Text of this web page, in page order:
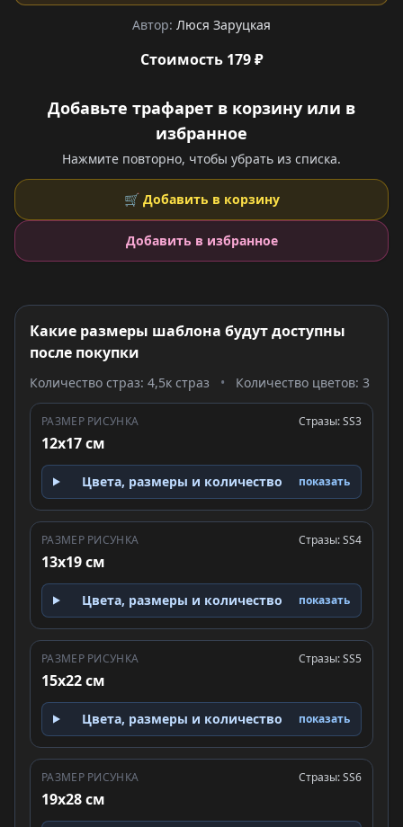
Автор: Люся Заруцкая
Стоимость 179 ₽
Добавьте трафарет в корзину или в
избранное
Нажмите повторно, чтобы убрать из списка.
🛒 Добавить в корзину
Добавить в избранное
Какие размеры шаблона будут доступны
после покупки
Количество страз: 4,5к страз • Количество цветов: 3
РАЗМЕР РИСУНКА
12x17 см
Стразы: SS3
Цвета, размеры и количество показать
РАЗМЕР РИСУНКА
13x19 см
Стразы: SS4
Цвета, размеры и количество показать
РАЗМЕР РИСУНКА
15x22 см
Стразы: SS5
Цвета, размеры и количество показать
РАЗМЕР РИСУНКА
19x28 см
Стразы: SS6